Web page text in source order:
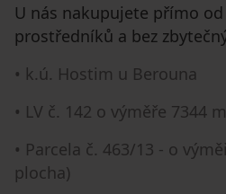
U nás nakupujete přímo
prostředníků a bez
• k.ú. Hostim u Berouna
• LV č. 142 o výměře 7344
• Parcela č. 463/13 - o
plocha)